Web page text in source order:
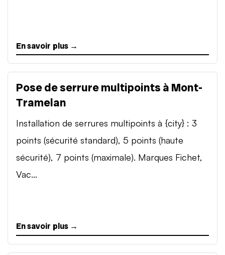
En savoir plus →
Pose de serrure multipoints à Mont-
Tramelan
Installation de serrures multipoints à {city} : 3
points (sécurité standard), 5 points (haute
sécurité), 7 points (maximale). Marques Fichet,
Vac...
En savoir plus →